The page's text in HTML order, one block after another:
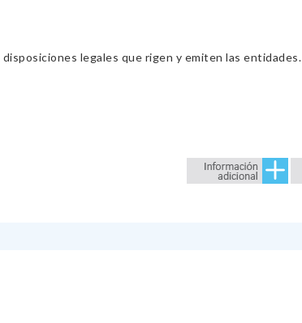
legales que rigen y emiten las entidades.